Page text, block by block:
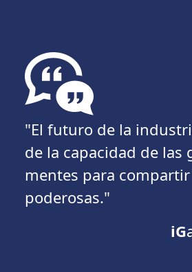
"El futuro de la
de la capacidad de las
mentes para
poderosas."
iG